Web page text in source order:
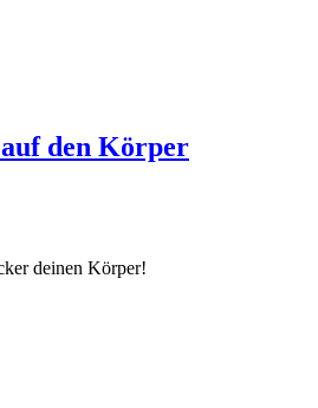
den Körper
deinen Körper!